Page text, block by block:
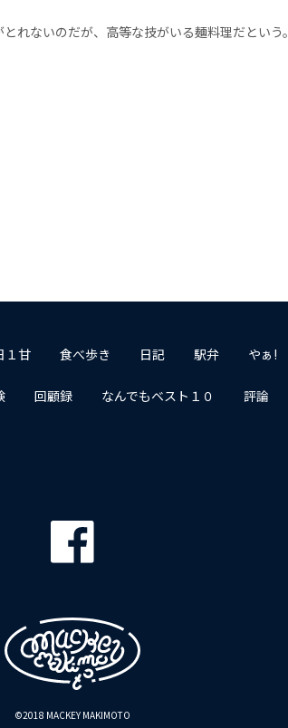
れないのだが、高等な技がいる麺料理だという。
１甘 食べ歩き 日記 駅弁 やぁ!
回顧録 なんでもベスト１０ 評論
©2018 MACKEY MAKIMOTO